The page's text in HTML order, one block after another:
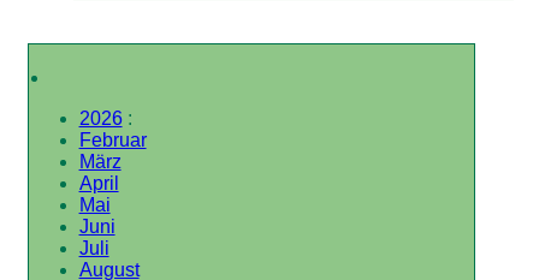
2026:
Februar
März
April
Mai
Juni
Juli
August